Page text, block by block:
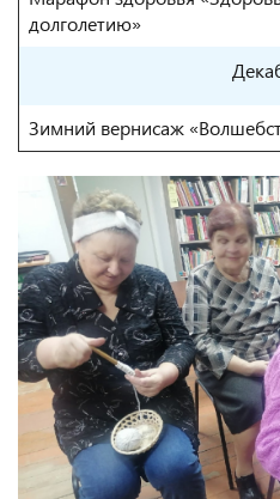
долголетию»
Зимний вернисаж